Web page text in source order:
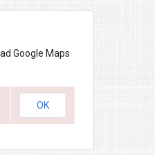
Google Maps
OK